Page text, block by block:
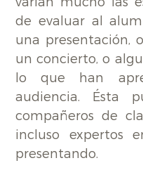
de evaluar al
una presentación,
un concierto, o
lo que han
audiencia. Ésta
compañeros de
incluso expertos
presentando.